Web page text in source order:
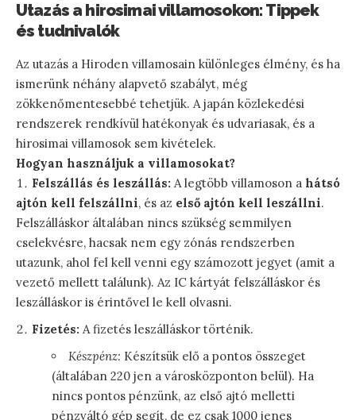
Utazás a hirosimai villamosokon: Tippek
és tudnivalók
Az utazás a Hiroden villamosain különleges élmény, és ha
ismerünk néhány alapvető szabályt, még
zökkenőmentesebbé tehetjük. A japán közlekedési
rendszerek rendkívül hatékonyak és udvariasak, és a
hirosimai villamosok sem kivételek.
Hogyan használjuk a villamosokat?
Felszállás és leszállás: A legtöbb villamoson a hátsó
ajtón kell felszállni, és az első ajtón kell leszállni.
Felszálláskor általában nincs szükség semmilyen
cselekvésre, hacsak nem egy zónás rendszerben
utazunk, ahol fel kell venni egy számozott jegyet (amit a
vezető mellett találunk). Az IC kártyát felszálláskor és
leszálláskor is érintővel le kell olvasni.
Fizetés: A fizetés leszálláskor történik.
Készpénz: Készítsük elő a pontos összeget
(általában 220 jen a városközponton belül). Ha
nincs pontos pénzünk, az első ajtó melletti
pénzváltó gép segít, de ez csak 1000 jenes